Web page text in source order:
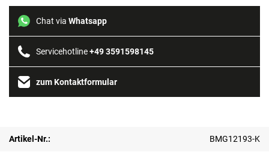
Chat via Whatsapp
Servicehotline+49 3591598145
zum Kontaktformular
Artikel-Nr.: BMG12193-K